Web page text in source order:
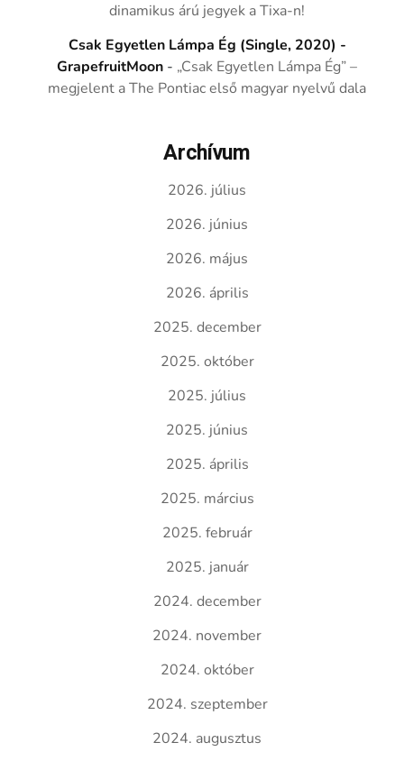
dinamikus árú jegyek a Tixa-n!
Csak Egyetlen Lámpa Ég (Single, 2020) -
GrapefruitMoon - „Csak Egyetlen Lámpa Ég” –
megjelent a The Pontiac első magyar nyelvű dala
Archívum
2026. július
2026. június
2026. május
2026. április
2025. december
2025. október
2025. július
2025. június
2025. április
2025. március
2025. február
2025. január
2024. december
2024. november
2024. október
2024. szeptember
2024. augusztus